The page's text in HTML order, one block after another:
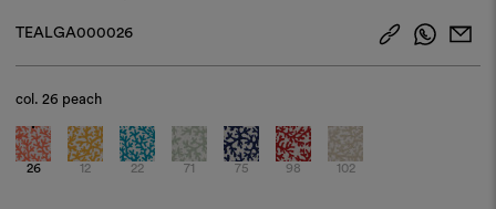
TEALGA000026
col.26 peach
26 12 22 71 75 98 102